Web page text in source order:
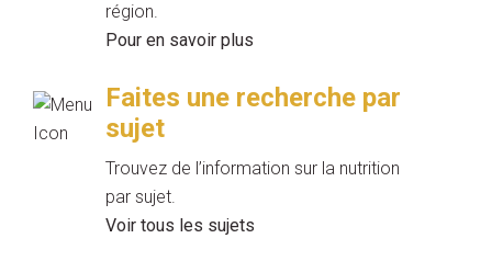
région.
Pour en savoir plus
Faites une recherche par
sujet
Trouvez de l’information sur la nutrition
par sujet.
Voir tous les sujets